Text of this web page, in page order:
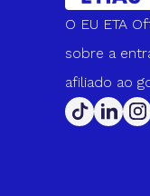
O EU ETA
sobre a
afiliado ao